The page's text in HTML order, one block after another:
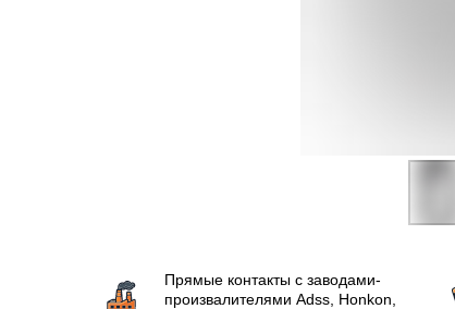
Прямые контакты с заводами-
произвалителями Аdss, Honkon,